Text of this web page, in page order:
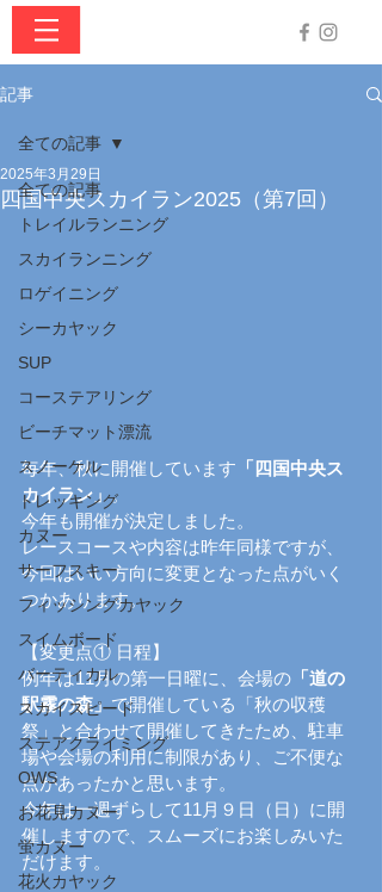
記事
全ての記事
トレイルランニング
スカイランニング
ロゲイニング
シーカヤック
SUP
コーステアリング
ビーチマット漂流
スノーケル
トレッキング
カヌー
サーフスキー
フィッシングカヤック
スイムボード
バーティカル
スカイスピード
ステアクライミング
OWS
お花見カヌー
蛍カヌー
花火カヤック
全ての記事
四国中央スカイラン2025（第7回）
2025年3月29日
毎年、秋に開催しています 「四国中央ス
カイラン」。
今年も開催が決定しました。
レースコースや内容は昨年同様ですが、
今回はいい方向に変更となった点がいく
つかあります。
【変更点① 日程】
例年は11月の第一日曜に、会場の 「道の
駅霧の森」で開催している「秋の収穫
祭」と合わせて開催してきたため、駐車
場や会場の利用に制限があり、ご不便な
点があったかと思います。
今年は一週ずらして11月９日（日）に開
催しますので、スムーズにお楽しみいた
だけます。